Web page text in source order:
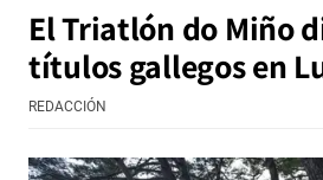
El Triatlón do Miño
títulos gallegos en
REDACCIÓN